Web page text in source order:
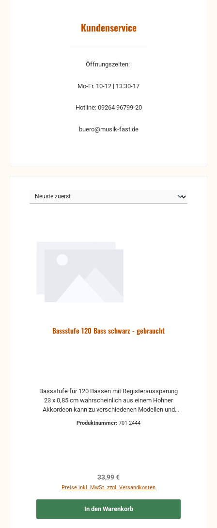
Kundenservice
Öffnungszeiten:
Mo-Fr. 10-12 | 13:30-17
Hotline: 09264 96799-20
buero@musik-fast.de
Bassstufe 120 Bass schwarz - gebraucht
Bassstufe für 120 Bässen mit Registeraussparung
23 x 0,85 cm wahrscheinlich aus einem Hohner
Akkordeon kann zu verschiedenen Modellen und
Produktnummer: 701-2444
Regulärer Preis:
33,99 €
Preise inkl. MwSt. zzgl. Versandkosten
In den Warenkorb